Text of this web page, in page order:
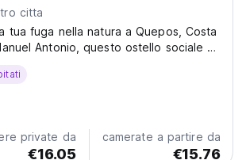
citta
tua fuga nella natura a Quepos, Costa
Antonio, questo ostello sociale è
spiagge e giungla. (Auto-
language)
private da
€16.05
camerate a partire da
€15.76